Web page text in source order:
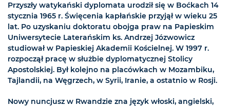
Przyszły watykański dyplomata urodził się w Boćkach 14
stycznia 1965 r. Święcenia kapłańskie przyjął w wieku 25
lat. Po uzyskaniu doktoratu obojga praw na Papieskim
Uniwersytecie Laterańskim ks. Andrzej Józwowicz
studiował w Papieskiej Akademii Kościelnej. W 1997 r.
rozpoczął pracę w służbie dyplomatycznej Stolicy
Apostolskiej. Był kolejno na placówkach w Mozambiku,
Tajlandii, na Węgrzech, w Syrii, Iranie, a ostatnio w Rosji.
Nowy nuncjusz w Rwandzie zna język włoski, angielski,